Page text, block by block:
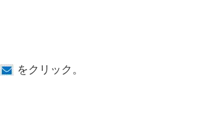
をクリック。